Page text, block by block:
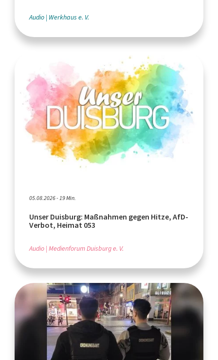
Audio Werkhaus e. V.
05.08.2026 - 19 Min.
Unser Duisburg: Maßnahmen gegen Hitze, AfD-
Verbot, Heimat 053
Audio Medienforum Duisburg e. V.